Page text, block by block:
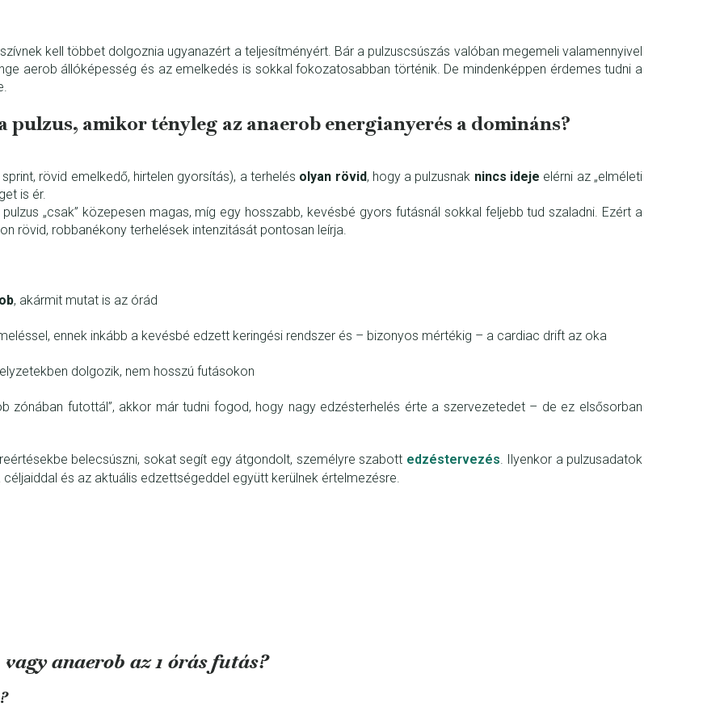
kell többet dolgoznia ugyanazért a teljesítményért. Bár a pulzuscsúszás valóban megemeli valamennyivel
aerob állóképesség és az emelkedés is sokkal fokozatosabban történik. De mindenképpen érdemes tudni a
amikor tényleg az anaerob energianyerés a domináns?
rövid emelkedő, hirtelen gyorsítás), a terhelés olyan rövid, hogy a pulzusnak nincs ideje elérni az „elméleti
is ér.
„csak” közepesen magas, míg egy hosszabb, kevésbé gyors futásnál sokkal feljebb tud szaladni. Ezért a
rövid, robbanékony terhelések intenzitását pontosan leírja.
, akármit mutat is az órád
ennek inkább a kevésbé edzett keringési rendszer és – bizonyos mértékig – a cardiac drift az oka
dolgozik, nem hosszú futásokon
zónában futottál”, akkor már tudni fogod, hogy nagy edzésterhelés érte a szervezetedet – de ez elsősorban
belecsúszni, sokat segít egy átgondolt, személyre szabott edzéstervezés . Ilyenkor a pulzusadatok
és az aktuális edzettségeddel együtt kerülnek értelmezésre.
anaerob az 1 órás futás?